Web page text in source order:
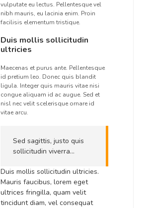
vulputate eu lectus. Pellentesque vel
nibh mauris, eu lacinia enim. Proin
facilisis elementum tristique.
Duis mollis sollicitudin
ultricies
Maecenas et purus ante. Pellentesque
id pretium leo. Donec quis blandit
ligula. Integer quis mauris vitae nisi
congue aliquam id ac augue. Sed et
nisl nec velit scelerisque ornare id
vitae arcu.
Sed sagittis, justo quis
sollicitudin viverra…
Duis mollis sollicitudin ultricies.
Mauris faucibus, lorem eget
ultrices fringilla, quam velit
tincidunt diam, vel consequat